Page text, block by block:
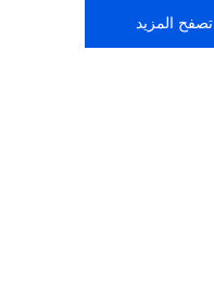
تصفح المزيد